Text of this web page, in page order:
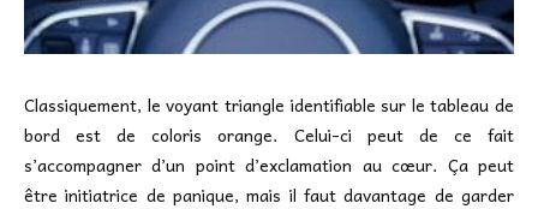
Classiquement, le voyant triangle identifiable sur le tableau de
bord est de coloris orange. Celui-ci peut de ce fait
s’accompagner d’un point d’exclamation au cœur. Ça peut
être initiatrice de panique, mais il faut davantage de garder